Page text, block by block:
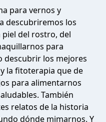
para vernos y
descubriremos los
del rostro, del
para
descubrir los mejores
la fitoterapia que de
para alimentarnos
También
relatos de la historia
dónde mimarnos. Y